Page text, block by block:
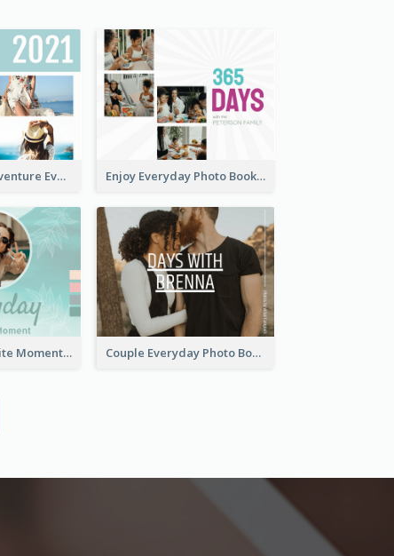
My Summer Adventure Everyday Photo Book Enjoy Everyday Photo Book
Everyday Favorite Moment Photo Book Couple Everyday Photo Book